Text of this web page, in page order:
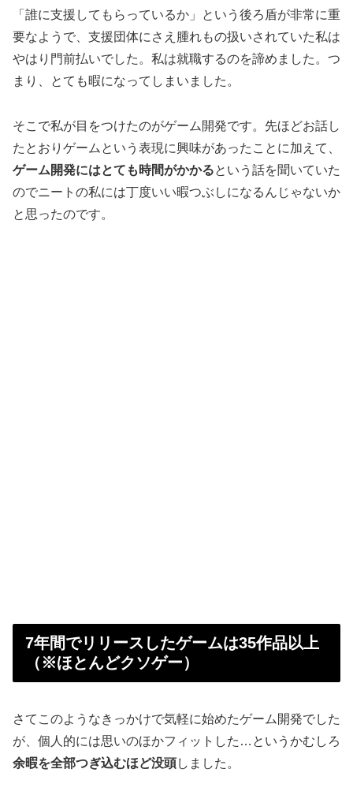
「誰に支援してもらっているか」という後ろ盾が非常に重
要なようで、支援団体にさえ腫れもの扱いされていた私は
やはり門前払いでした。私は就職するのを諦めました。つ
まり、とても暇になってしまいました。
そこで私が目をつけたのがゲーム開発です。先ほどお話し
たとおりゲームという表現に興味があったことに加えて、
ゲーム開発にはとても時間がかかるという話を聞いていた
のでニートの私には丁度いい暇つぶしになるんじゃないか
と思ったのです。
7年間でリリースしたゲームは35作品以上
（※ほとんどクソゲー）
さてこのようなきっかけで気軽に始めたゲーム開発でした
が、個人的には思いのほかフィットした…というかむしろ
余暇を全部つぎ込むほど没頭しました。